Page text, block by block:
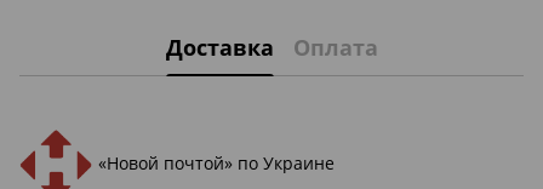
Доставка Оплата
«Новой почтой» по Украине